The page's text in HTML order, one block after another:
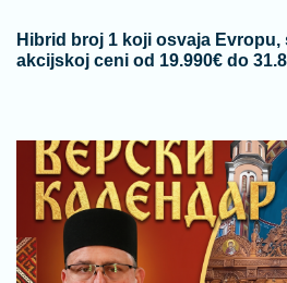
Hibrid broj 1 koji osvaja
akcijskoj ceni od 19.990€ do